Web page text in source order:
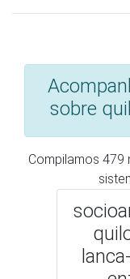
Vale